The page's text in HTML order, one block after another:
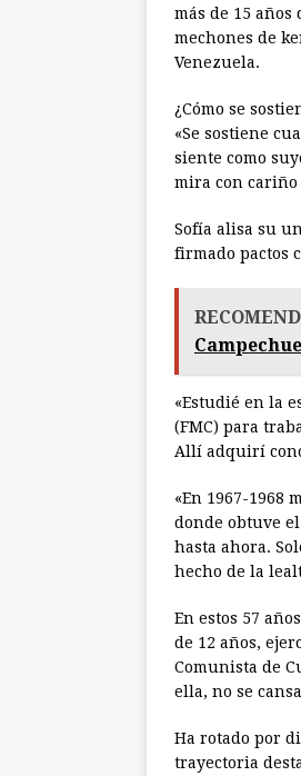
más de 15
mechones de
Venezuela.
¿Cómo se
«Se sostiene
siente como
mira con cariño
Sofía alisa su
firmado pactos
«Estudié en la
(FMC) para
Allí adquirí
«En 1967-1968
donde obtuve
hasta ahora.
hecho de la
En estos 57
de 12 años,
Comunista de
ella, no se
Ha rotado por
trayectoria